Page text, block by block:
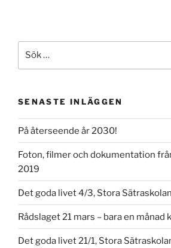
efter:
SENASTE INLÄGGEN
På återseende år 2030!
Foton, filmer och dokumentation
2019
Det goda livet 4/3, Stora Sätraskolan
Rådslaget 21 mars – bara en månad
Det goda livet 21/1, Stora